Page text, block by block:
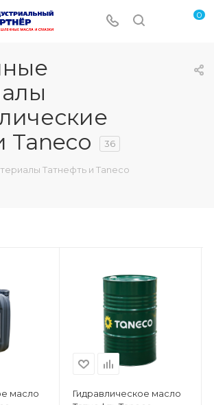
0
Taneco
36
Татнефть и Taneco
масло
Гидравлическое масло